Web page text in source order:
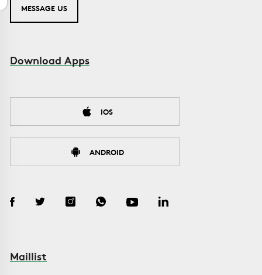
MESSAGE US
Download Apps
IOS
ANDROID
Maillist